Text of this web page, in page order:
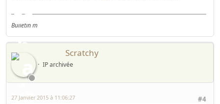
Bulletin m
Scratchy
IP archivée
#4
27 Janvier 2015 à 11:06:27